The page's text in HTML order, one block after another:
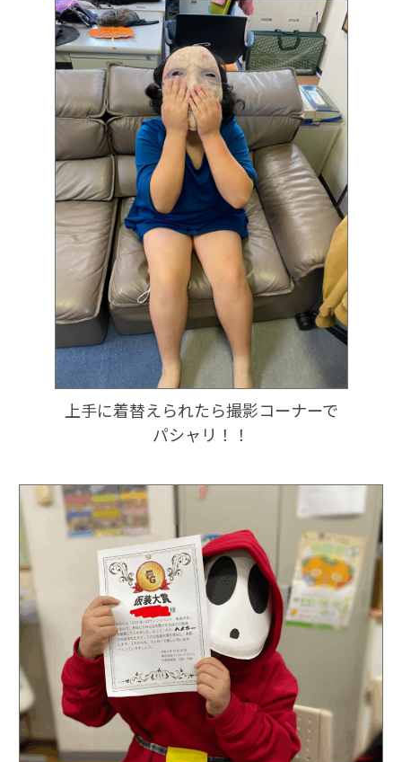
上手に着替えられたら撮影コーナーで
パシャリ！！